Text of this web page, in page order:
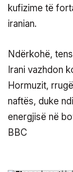
kufizime të
iranian.
Ndërkohë,
Irani vazhdon
Hormuzit,
naftës, duke
energjisë në
BBC